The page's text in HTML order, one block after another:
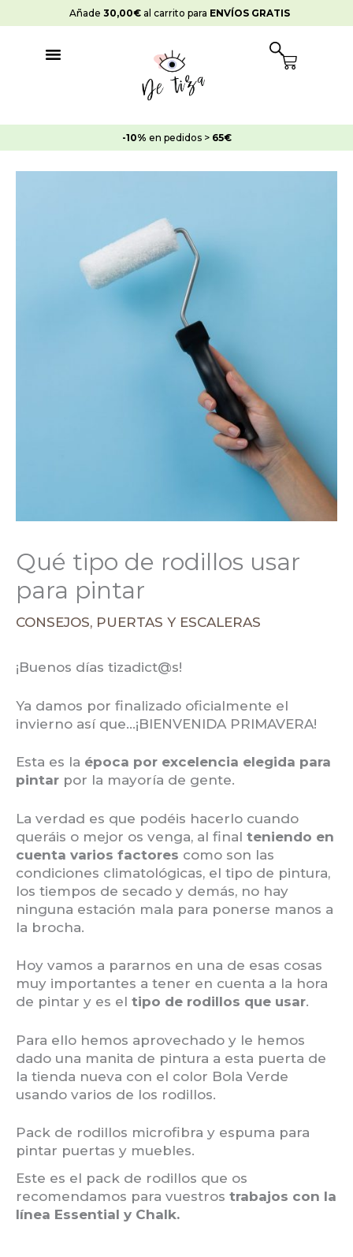
al
Añade 30,00€ al carrito para ENVÍOS GRATIS
Cart
-10% en pedidos > 65€
Qué tipo de rodillos usar
para pintar
CONSEJOS, PUERTAS Y ESCALERAS
¡Buenos días tizadict@s!
Ya damos por finalizado oficialmente el
invierno así que…¡BIENVENIDA PRIMAVERA!
Esta es la época por excelencia elegida para
pintar por la mayoría de gente.
La verdad es que podéis hacerlo cuando
queráis o mejor os venga, al final teniendo en
cuenta varios factores como son las
condiciones climatológicas, el tipo de pintura,
los tiempos de secado y demás, no hay
ninguna estación mala para ponerse manos a
la brocha.
Hoy vamos a pararnos en una de esas cosas
muy importantes a tener en cuenta a la hora
de pintar y es el tipo de rodillos que usar.
Para ello hemos aprovechado y le hemos
dado una manita de pintura a esta puerta de
la tienda nueva con el color Bola Verde
usando varios de los rodillos.
Pack de rodillos microfibra y espuma para
pintar puertas y muebles.
Este es el pack de rodillos que os
recomendamos para vuestros trabajos con la
línea Essential y Chalk.